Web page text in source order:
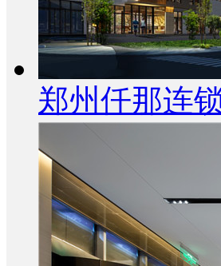
郑州仟那连